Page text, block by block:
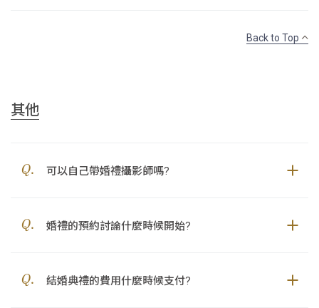
Back to Top
其他
可以自己帶婚禮攝影師嗎?
婚禮的預約討論什麼時候開始?
結婚典禮的費用什麼時候支付?